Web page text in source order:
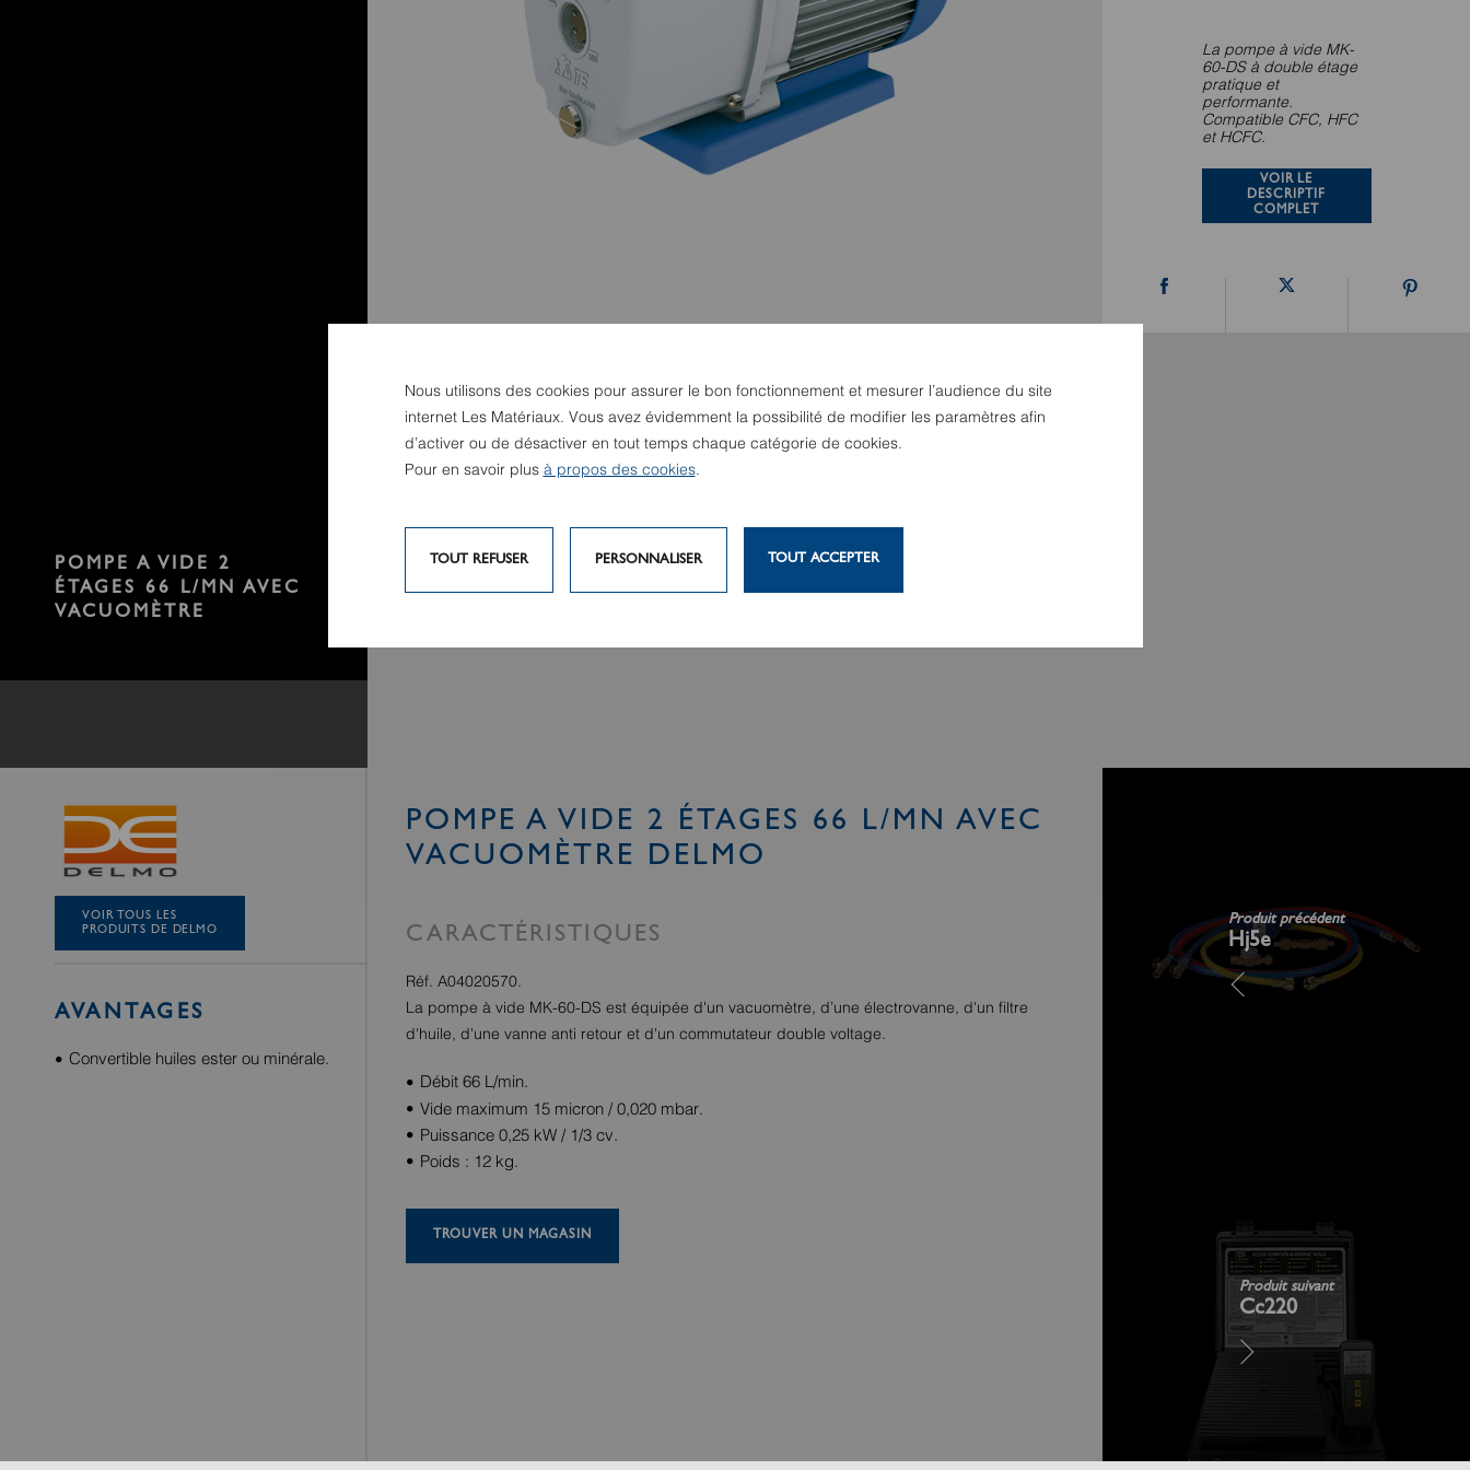
POMPE A VIDE 2
ÉTAGES 66 L/MN AVEC
VACUOMÈTRE
La pompe à vide MK-
60-DS à double étage
pratique et
performante.
Compatible CFC, HFC
et HCFC.
VOIR LE
DESCRIPTIF
COMPLET
VOIR TOUS LES
PRODUITS DE DELMO
AVANTAGES
Convertible huiles ester ou minérale.
POMPE A VIDE 2 ÉTAGES 66 L/MN AVEC
VACUOMÈTRE DELMO
CARACTÉRISTIQUES
Réf. A04020570.
La pompe à vide MK-60-DS est équipée d'un vacuomètre, d’une électrovanne, d'un filtre
d'huile, d'une vanne anti retour et d'un commutateur double voltage.
Débit 66 L/min.
Vide maximum 15 micron / 0,020 mbar.
Puissance 0,25 kW / 1/3 cv.
Poids : 12 kg.
TROUVER UN MAGASIN
Produit précédent
Hj5e
Produit suivant
Cc220
Nous utilisons des cookies pour assurer le bon fonctionnement et mesurer l’audience du site
internet Les Matériaux. Vous avez évidemment la possibilité de modifier les paramètres afin
d’activer ou de désactiver en tout temps chaque catégorie de cookies.
Pour en savoir plus à propos des cookies.
TOUT REFUSER PERSONNALISER TOUT ACCEPTER